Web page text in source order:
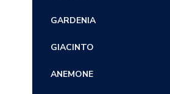
GARDENIA
GIACINTO
ANEMONE